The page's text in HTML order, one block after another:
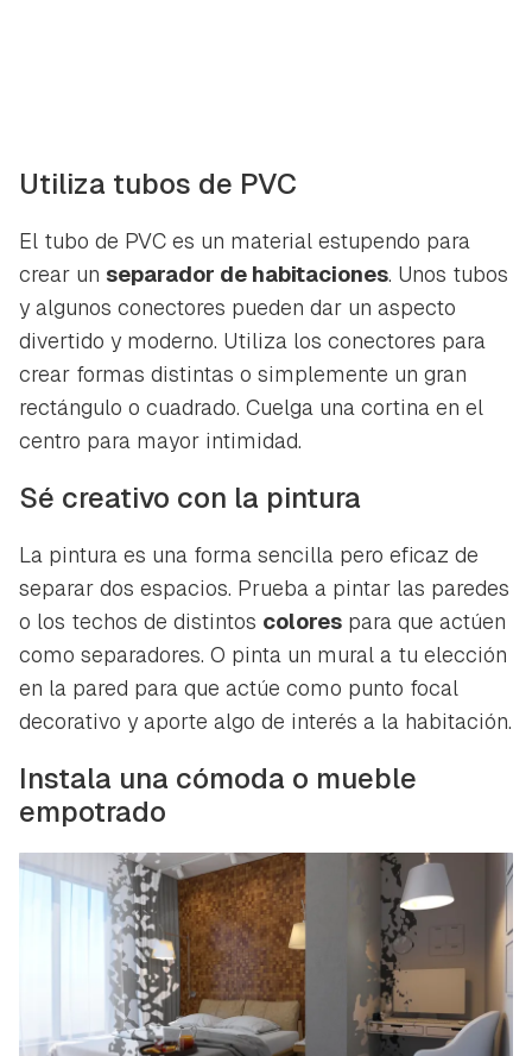
Guardar como favorito
Para poder guardar como favorito, primero has de
Utiliza tubos de PVC
El tubo de PVC es un material estupendo para
crear un separador de habitaciones. Unos tubos
y algunos conectores pueden dar un aspecto
divertido y moderno. Utiliza los conectores para
crear formas distintas o simplemente un gran
rectángulo o cuadrado. Cuelga una cortina en el
centro para mayor intimidad.
Sé creativo con la pintura
La pintura es una forma sencilla pero eficaz de
separar dos espacios. Prueba a pintar las paredes
o los techos de distintos colores para que actúen
como separadores. O pinta un mural a tu elección
en la pared para que actúe como punto focal
decorativo y aporte algo de interés a la habitación.
Instala una cómoda o mueble
empotrado
Contenido enviado
Gracias por suscribirte a nuestro boletín.